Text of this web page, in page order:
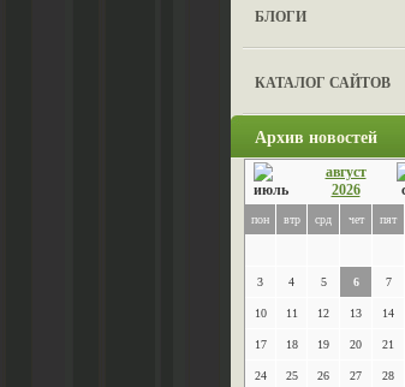
БЛОГИ
КАТАЛОГ САЙТОВ
Архив новостей
август
2026
пон втр срд чет пят
3 4 5 6 7
10 11 12 13 14
17 18 19 20 21
24 25 26 27 28